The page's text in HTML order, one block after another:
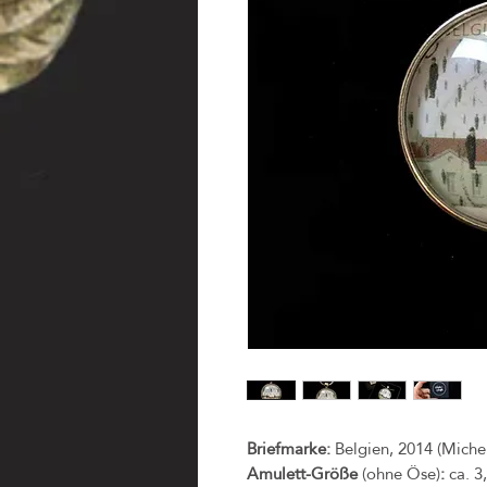
Briefmarke:Belgien, 2014
Amulett-Größe(ohne Öse):ca.